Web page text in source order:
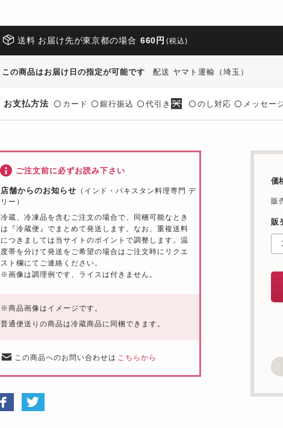
送料 お届け先が東京都の場合 660円 (税込)
この商品はお届け日の指定が可能です 配送 ヤマト運輸（埼玉）
お支払方法 〇 カード 〇 銀行振込 〇 代引き 〇 のし対応 〇 メッセー
価
販
販
ご注文前に必ずお読み下さい
店舗からのお知らせ （インド・パキスタン料理専門 デ
リー）
冷蔵、冷凍品を含むご注文の場合で、同梱可能なとき
は『冷蔵便』でまとめて発送します。なお、重複送料
につきましては当サイトのポイントで調整します。温
度帯を分けて発送をご希望の場合はご注文時にリクエ
スト欄にてご連絡ください。
※画像は調理例です、ライスは付きません。
※商品画像はイメージです。
普通便送りの商品は冷蔵商品に同梱できます。
この商品へのお問い合わせは こちらから